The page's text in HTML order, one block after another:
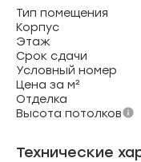
Тип помещения
Корпус
Этаж
Срок сдачи
Условный номер
Цена за м²
Отделка
Высота потолков
Технические